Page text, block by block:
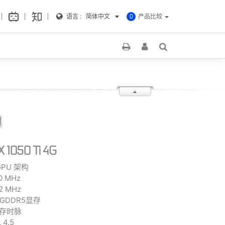
0 产品比较
语言 : 简体中文
1050 Ti 4G
架构
MHz
MHz
显存
时脉
4.5